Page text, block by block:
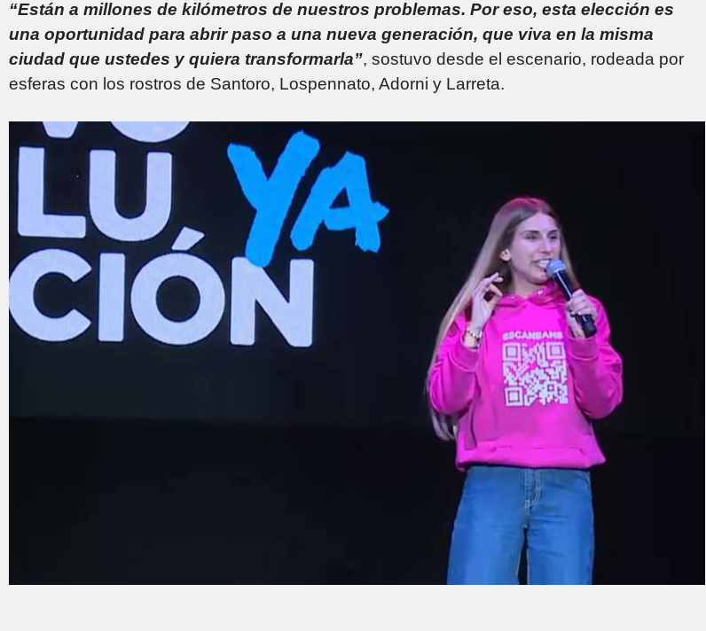
“Están a millones de kilómetros de nuestros problemas. Por eso, esta elección es
una oportunidad para abrir paso a una nueva generación, que viva en la misma
ciudad que ustedes y quiera transformarla”, sostuvo desde el escenario, rodeada por
esferas con los rostros de Santoro, Lospennato, Adorni y Larreta.